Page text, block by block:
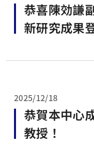
恭喜陳効謙
新研究成果
2025/12/18
恭賀本中心
教授！